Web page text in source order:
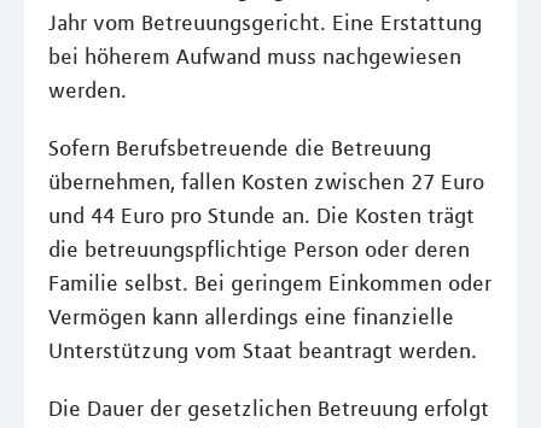
Jahr vom Betreuungsgericht. Eine Erstattung
bei höherem Aufwand muss nachgewiesen
werden.
Sofern Berufsbetreuende die Betreuung
übernehmen, fallen Kosten zwischen 27 Euro
und 44 Euro pro Stunde an. Die Kosten trägt
die betreuungspflichtige Person oder deren
Familie selbst. Bei geringem Einkommen oder
Vermögen kann allerdings eine finanzielle
Unterstützung vom Staat beantragt werden.
Die Dauer der gesetzlichen Betreuung erfolgt